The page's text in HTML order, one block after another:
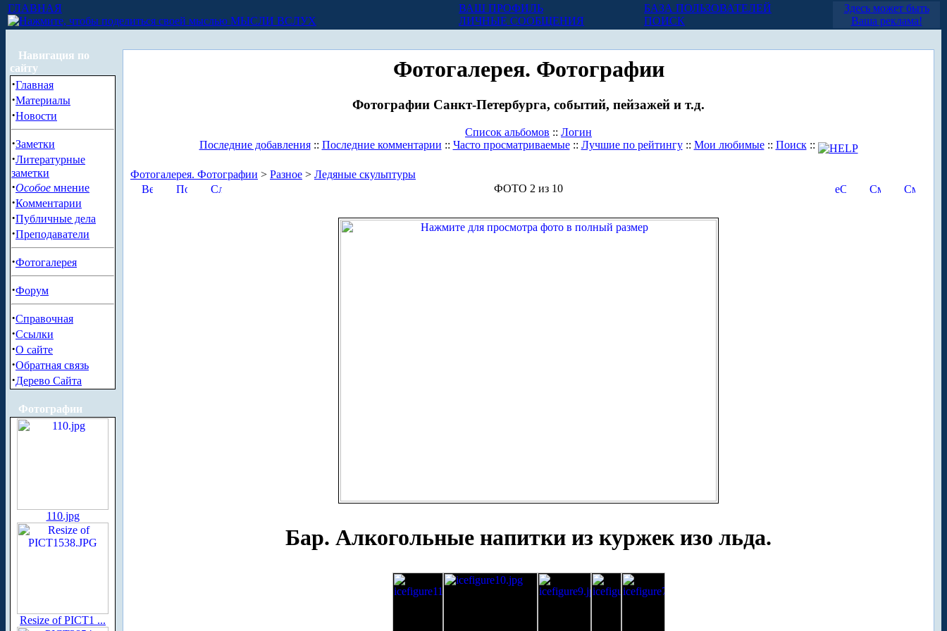
ГЛАВНАЯ
МЫСЛИ ВСЛУХ
ВАШ ПРОФИЛЬ
ЛИЧНЫЕ СООБЩЕНИЯ
БАЗА ПОЛЬЗОВАТЕЛЕЙ
ПОИСК
Здесь может быть
Ваша реклама!
Навигация по
сайту
·Главная
·Материалы
·Новости
·Заметки
·Литературные
заметки
·Особое мнение
·Комментарии
·Публичные дела
·Преподаватели
·Фотогалерея
·Форум
·Справочная
·Ссылки
·О сайте
·Обратная связь
·Дерево Сайта
Фотографии
110.jpg
Resize of PICT1 ...
Фотогалерея. Фотографии
Фотографии Санкт-Петербурга, событий, пейзажей и т.д.
Список альбомов :: Логин
Последние добавления:: Последние комментарии :: Часто просматриваемые:: Лучшие по рейтингу:: Мои любимые:: Поиск::
Фотогалерея. Фотографии > Разное > Ледяные скульптуры
ФОТО 2 из 10
Бар. Алкогольные напитки из куржек изо льда.